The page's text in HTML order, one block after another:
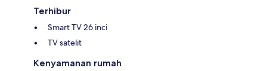
Terhibur
Smart TV 26 inci
TV satelit
Kenyamanan rumah